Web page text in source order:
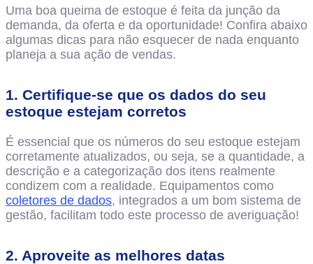
Uma boa queima de estoque é feita da junção da
demanda, da oferta e da oportunidade! Confira abaixo
algumas dicas para não esquecer de nada enquanto
planeja a sua ação de vendas.
1. Certifique-se que os dados do seu
estoque estejam corretos
É essencial que os números do seu estoque estejam
corretamente atualizados, ou seja, se a quantidade, a
descrição e a categorização dos itens realmente
condizem com a realidade. Equipamentos como
coletores de dados, integrados a um bom sistema de
gestão, facilitam todo este processo de averiguação!
2. Aproveite as melhores datas